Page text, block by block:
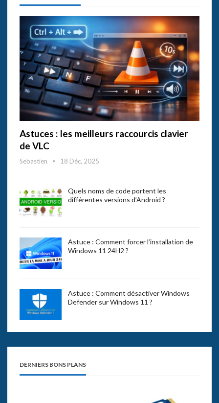
Astuces : les meilleurs raccourcis clavier
de VLC
Sebastien 18 Déc, 2025
Quels noms de code portent les
différentes versions d’Android ?
Astuce : Comment forcer l’installation de
Windows 11 24H2 ?
Astuce : Comment désactiver Windows
Defender sur Windows 11 ?
DERNIERS BONS PLANS